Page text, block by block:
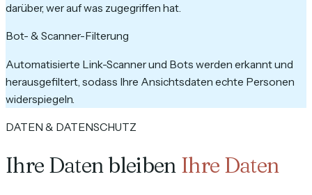
darüber, wer auf was zugegriffen hat.
Bot- & Scanner-Filterung
Automatisierte Link-Scanner und Bots werden erkannt und
herausgefiltert, sodass Ihre Ansichtsdaten echte Personen
widerspiegeln.
DATEN & DATENSCHUTZ
Ihre Daten bleiben Ihre Daten